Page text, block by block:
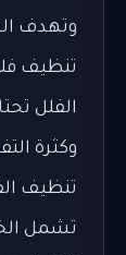
وتهدف
تنظيف
الفلل
وكثرة
تنظيف
تشمل